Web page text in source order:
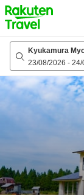
to
top
page
Kyukamura
23/08/2026 - 24/